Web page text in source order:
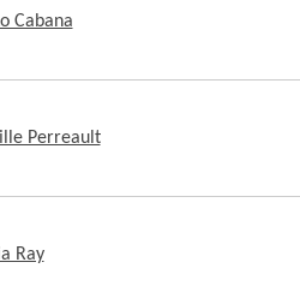
Cabana
Perreault
Ray